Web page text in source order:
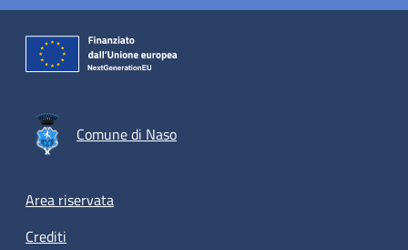
Comune di Naso
Footer menu
Area riservata
Crediti